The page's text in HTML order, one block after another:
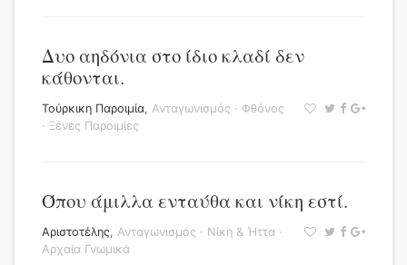
Δυο αηδόνια στο ίδιο κλαδί δεν
κάθονται.
Τούρκικη Παροιμία, Ανταγωνισμός · Φθόνος
· Ξένες Παροιμίες
Όπου άμιλλα ενταύθα και νίκη εστί.
Αριστοτέλης, Ανταγωνισμός · Νίκη & Ήττα ·
Αρχαία Γνωμικά